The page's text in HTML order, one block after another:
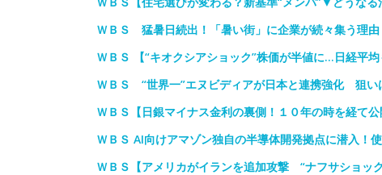
ＷＢＳ 猛暑日続出！「暑い街」に企業が続々集う理由
ＷＢＳ 【“キオクシアショック”株価が半値に…日経平均
ＷＢＳ “世界一”エヌビディアが日本と連携強化 狙い
ＷＢＳ【日銀マイナス金利の裏側！１０年の時を経て
ＷＢＳ AI向けアマゾン独自の半導体開発拠点に潜入！
ＷＢＳ【アメリカがイランを追加攻撃 “ナフサショック